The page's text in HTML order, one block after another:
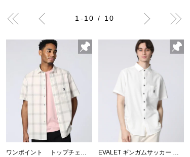
1-10 / 10
ワンポイント トップチェックシャツ
EVALET ギンガムサッカー ワンポイント半袖シャツ